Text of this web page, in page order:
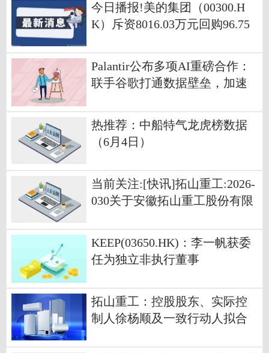
今日播报!美的集团（00300.H
K）斥资8016.03万元回购96.75
Palantir公布多项AI重磅合作：
联手谷歌打通数据壁垒，加速
热推荐：中船特气龙虎榜数据
（6月4日）
当前关注:[快讯]拓山重工:2026-
030关于安徽拓山重工股份有限
一致行动人计划减持股份的预
披露
KEEP(03650.HK)：李一帆获委
任为独立非执行董事
拓山重工：控股股东、实际控
制人徐杨顺及一致行动人拟合